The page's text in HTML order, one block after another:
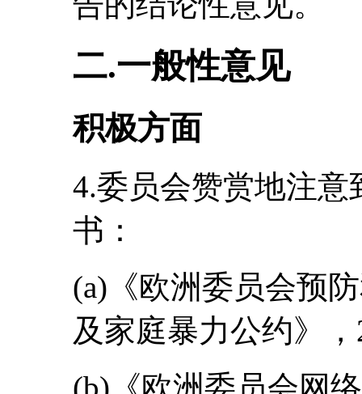
二.一般性意见
积极方面
4.委员会赞赏地注
书：
(a)《欧洲委员会预
及家庭暴力公约》